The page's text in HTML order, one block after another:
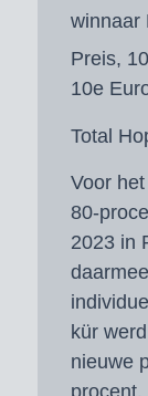
winnaar
Preis, 10
10e
Total
Voor
80-
2023 in
kür
nieuwe